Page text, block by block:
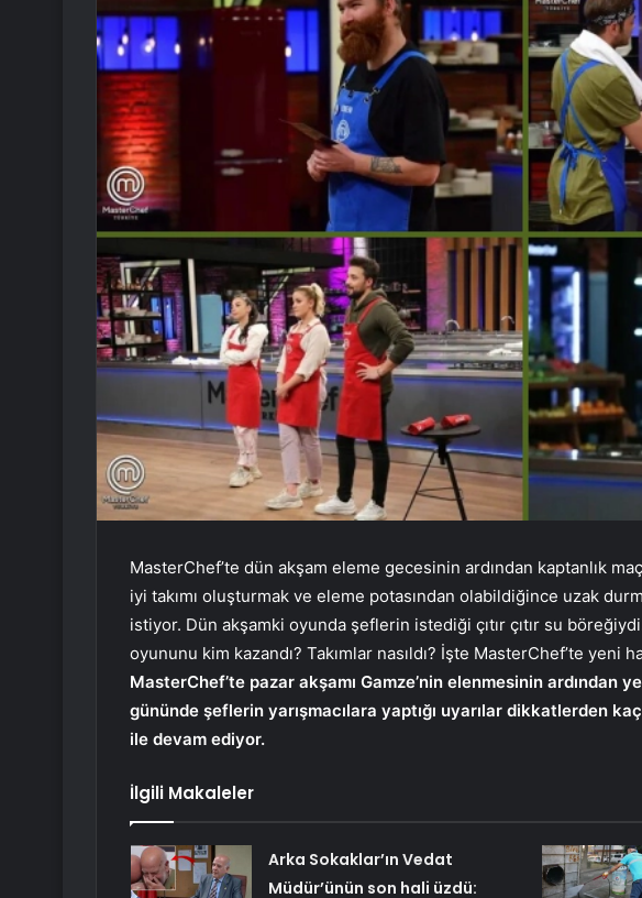
MasterChef’te dün akşam eleme gecesinin ardından kaptanlık
iyi takımı oluşturmak ve eleme potasından olabildiğince uzak
istiyor. Dün akşamki oyunda şeflerin istediği çıtır çıtır su
oyununu kim kazandı? Takımlar nasıldı? İşte MasterChef’te yeni
MasterChef’te pazar akşamı Gamze’nin elenmesinin ardından
gününde şeflerin yarışmacılara yaptığı uyarılar dikkatlerden
ile devam ediyor.
İlgili Makaleler
Arka Sokaklar’ın Vedat
Müdür’ünün son hali üzdü: